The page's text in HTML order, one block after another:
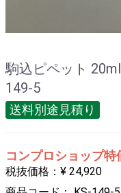
駒込ピペット
149-5
送料別途見積り
コンプロショップ特
税抜価格：¥ 24,920